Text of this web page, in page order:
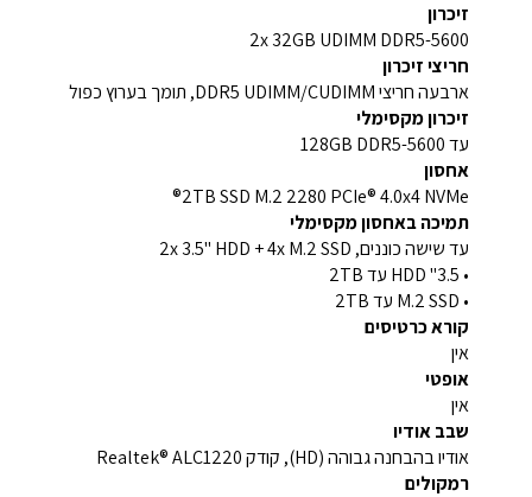
זיכרון
2x 32GB UDIMM DDR5-5600
חריצי זיכרון
ארבעה חריצי DDR5 UDIMM/CUDIMM, תומך בערוץ כפול
זיכרון מקסימלי
עד 128GB DDR5-5600
אחסון
2TB SSD M.2 2280 PCIe® 4.0x4 NVMe®
תמיכה באחסון מקסימלי
עד שישה כוננים, 2x 3.5" HDD + 4x M.2 SSD
• 3.5" HDD עד 2TB
• M.2 SSD עד 2TB
קורא כרטיסים
אין
אופטי
אין
שבב אודיו
אודיו בהבחנה גבוהה (HD), קודק Realtek® ALC1220
רמקולים